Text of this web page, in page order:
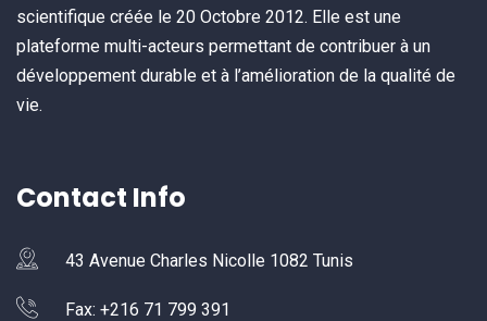
scientifique créée le 20 Octobre 2012. Elle est une
plateforme multi-acteurs permettant de contribuer à un
développement durable et à l’amélioration de la qualité de
vie.
Contact Info
43 Avenue Charles Nicolle 1082 Tunis
Fax: +216 71 799 391